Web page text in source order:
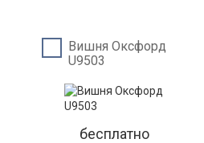
Вишня Оксфорд
U9503
бесплатно